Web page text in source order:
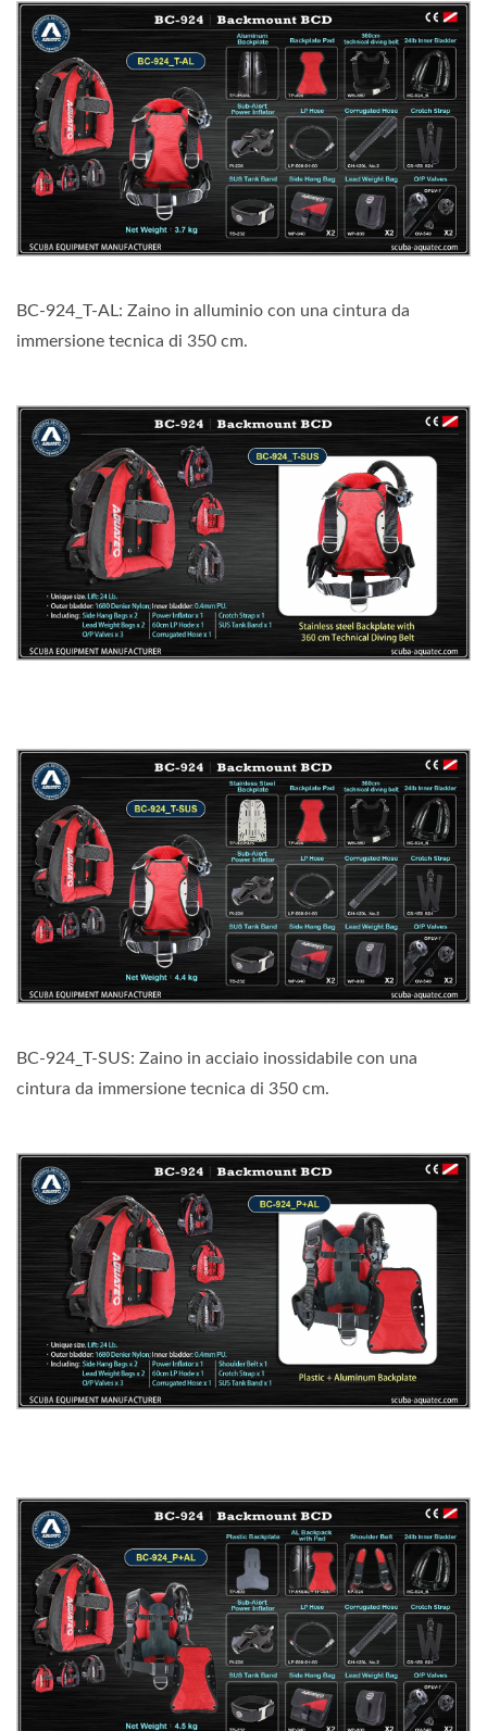
BC-924_T-AL: Zaino in alluminio con una cintura da
immersione tecnica di 350 cm.
BC-924_T-SUS: Zaino in acciaio inossidabile con una
cintura da immersione tecnica di 350 cm.